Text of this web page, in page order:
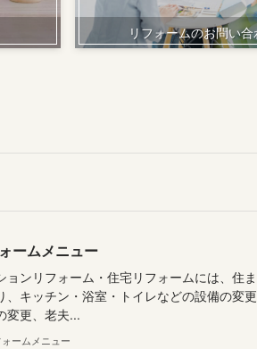
リフォームのお問い
ームメニュー
ョンリフォーム・住宅リフォームには、住
、キッチン・浴室・トイレなどの設備の変
変更、老夫...
ォームメニュー